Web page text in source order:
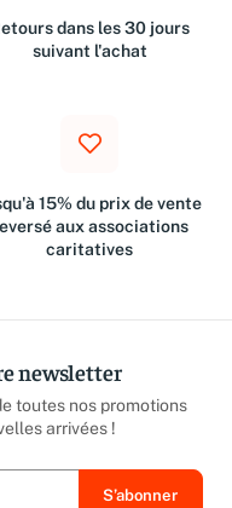
dans les 30 jours
suivant l'achat
15% du prix de vente
aux associations
caritatives
newsletter
toutes nos promotions
arrivées !